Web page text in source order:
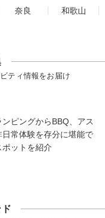
奈良
和歌山
ティ情報をお届け
ピングからBBQ、アス
日常体験を存分に堪能で
ポットを紹介